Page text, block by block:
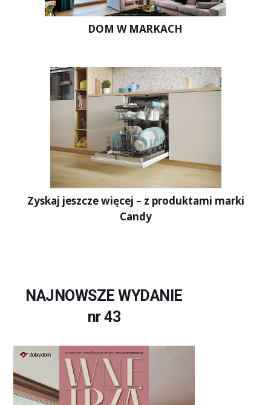
DOM W MARKACH
Zyskaj jeszcze więcej – z produktami marki
Candy
NAJNOWSZE WYDANIE
nr 43